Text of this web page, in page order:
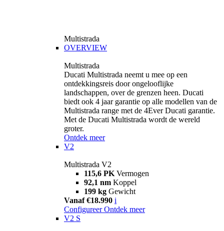
Multistrada
OVERVIEW
Multistrada
Ducati Multistrada neemt u mee op een
ontdekkingsreis door ongelooflijke
landschappen, over de grenzen heen. Ducati
biedt ook 4 jaar garantie op alle modellen van de
Multistrada range met de 4Ever Ducati garantie.
Met de Ducati Multistrada wordt de wereld
groter.
Ontdek meer
V2
Multistrada V2
115,6 PK Vermogen
92,1 nm Koppel
199 kg Gewicht
Vanaf €18.990 i
Configureer Ontdek meer
V2 S